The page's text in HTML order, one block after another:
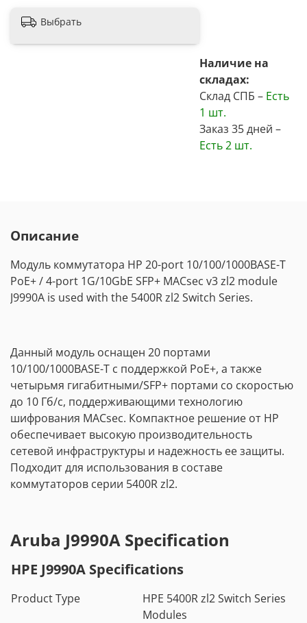
Наличие на
складах:
Склад СПБ – Есть
1 шт.
Заказ 35 дней –
Есть2 шт.
Выбрать
Описание
Модуль коммутатора HP 20-port 10/100/1000BASE-T
PoE+ / 4-port 1G/10GbE SFP+ MACsec v3 zl2 module
J9990A is used with the 5400R zl2 Switch Series.
Данный модуль оснащен 20 портами
10/100/1000BASE-T с поддержкой PoE+, а также
четырьмя гигабитными/SFP+ портами со скоростью
до 10 Гб/с, поддерживающими технологию
шифрования MACsec. Компактное решение от HP
обеспечивает высокую производительность
сетевой инфраструктуры и надежность ее защиты.
Подходит для использования в составе
коммутаторов серии 5400R zl2.
Aruba J9990A Specification
HPE J9990A Specifications
Product Type
HPE 5400R zl2 Switch Series
Modules